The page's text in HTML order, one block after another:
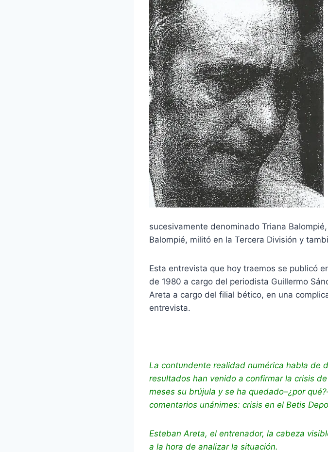
sucesivamente denominado Triana
Balompié, militó en la Tercera División y
Esta entrevista que hoy traemos se publicó
de 1980 a cargo del periodista Guillermo
Areta a cargo del filial bético, en una
entrevista.
La contundente realidad numérica habla de
resultados han venido a confirmar la crisis
meses su brújula y se ha quedado–¿por
comentarios unánimes: crisis en el Betis
Esteban Areta, el entrenador, la cabeza
a la hora de analizar la situación.